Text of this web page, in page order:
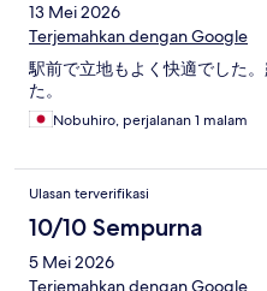
13 Mei 2026
Terjemahkan dengan Google
駅前で立地もよく快適でした
た。
Nobuhiro, perjalanan 1 malam
Ulasan terverifikasi
10/10 Sempurna
5 Mei 2026
Terjemahkan dengan Google